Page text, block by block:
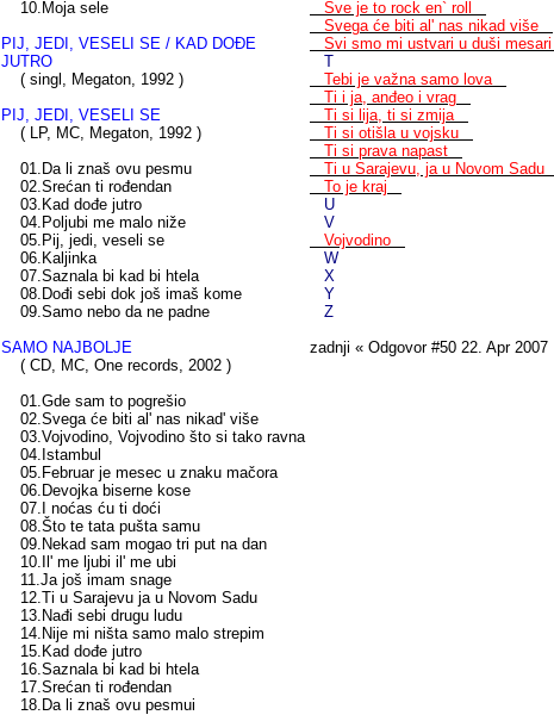
10.Moja sele
PIJ, JEDI, VESELI SE / KAD DOĐE
JUTRO
( singl, Megaton, 1992 )
PIJ, JEDI, VESELI SE
( LP, MC, Megaton, 1992 )
01.Da li znaš ovu pesmu
02.Srećan ti rođendan
03.Kad dođe jutro
04.Poljubi me malo niže
05.Pij, jedi, veseli se
06.Kaljinka
07.Saznala bi kad bi htela
08.Dođi sebi dok još imaš kome
09.Samo nebo da ne padne
SAMO NAJBOLJE
( CD, MC, One records, 2002 )
01.Gde sam to pogrešio
02.Svega će biti al' nas nikad' više
03.Vojvodino, Vojvodino što si tako ravna
04.Istambul
05.Februar je mesec u znaku mačora
06.Devojka biserne kose
07.I noćas ću ti doći
08.Što te tata pušta samu
09.Nekad sam mogao tri put na dan
10.Il' me ljubi il' me ubi
11.Ja još imam snage
12.Ti u Sarajevu ja u Novom Sadu
13.Nađi sebi drugu ludu
14.Nije mi ništa samo malo strepim
15.Kad dođe jutro
16.Saznala bi kad bi htela
17.Srećan ti rođendan
18.Da li znaš ovu pesmui
Sve je to rock en` roll
Svega će biti al' nas nikad više
Svi smo mi ustvari u duši
T
Tebi je važna samo lova
Ti i ja, anđeo i vrag
Ti si lija, ti si zmija
Ti si otišla u vojsku
Ti si prava napast
Ti u Sarajevu, ja u Novom
To je kraj
U
V
Vojvodino
W
X
Y
Z
zadnji « Odgovor #50 22. Apr 2007